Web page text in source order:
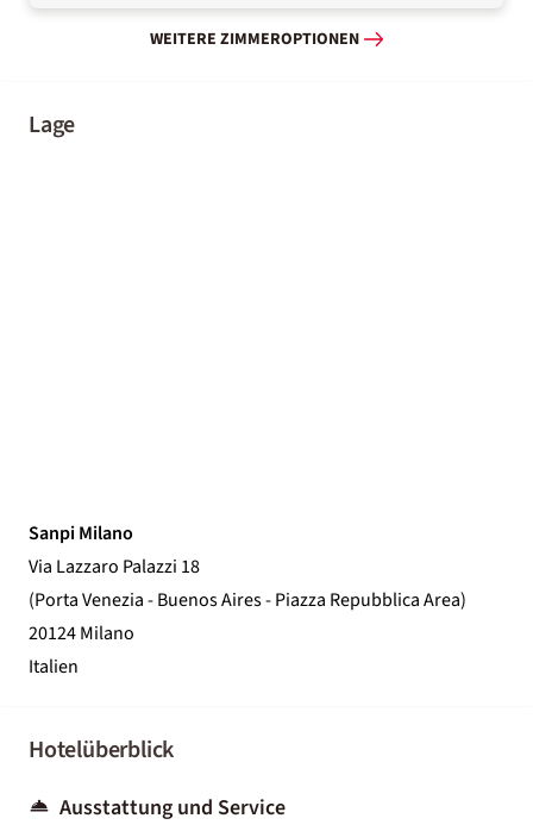
WEITERE ZIMMEROPTIONEN
Lage
Sanpi Milano
Via Lazzaro Palazzi 18
(Porta Venezia - Buenos Aires - Piazza Repubblica Area)
20124 Milano
Italien
Hotelüberblick
Ausstattung und Service